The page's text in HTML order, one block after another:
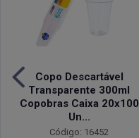
Copo Descartável
Transparente 300ml
Copobras Caixa 20x100
Un...
Código: 16452